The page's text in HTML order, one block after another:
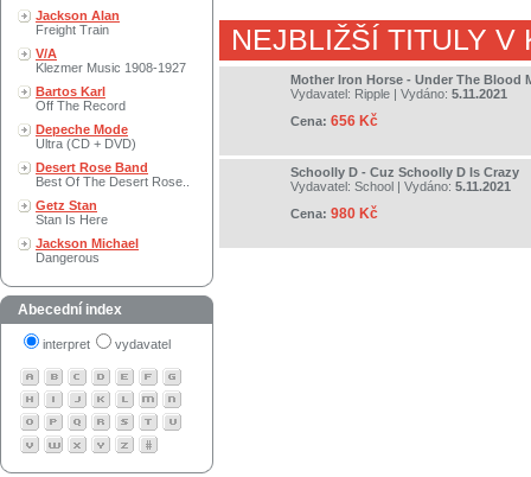
Jackson Alan
Freight Train
V/A
Klezmer Music 1908-1927
Bartos Karl
Off The Record
Depeche Mode
Ultra (CD + DVD)
Desert Rose Band
Best Of The Desert Rose..
Getz Stan
Stan Is Here
Jackson Michael
Dangerous
Abecední index
interpret vydavatel
NEJBLIŽŠÍ TITULY V
Mother Iron Horse - Under The Blood
Vydavatel: Ripple | Vydáno: 5.11.2021
Cena: 656 Kč
Schoolly D - Cuz Schoolly D Is Crazy
Vydavatel: School | Vydáno: 5.11.2021
Cena: 980 Kč